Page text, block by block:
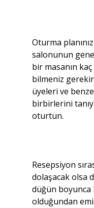
Oturma
salonunun
bir masanın
bilmeniz
üyeleri ve
birbirlerini
oturtun.
Resepsiyon
dolaşacak olsa
düğün boyunca
olduğundan